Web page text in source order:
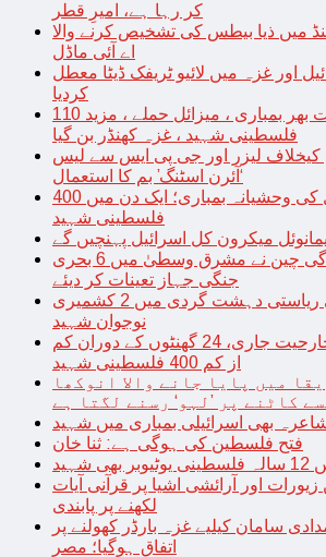
کر رہا ہے، امیرِ قطر
کر 10 سیکنڈ میں ذیا بیطس کی تشخیص کرنے والا
اے آئی ماڈل
اور غزہ میں لائیو ٹریفک ڈیٹا معطل
کردیا
اسرائیل کی رات بھر بمباری ، میزائل حملے ، مزید 110
فلسطینی شہید ، غزہ کھنڈر بن گیا
کیخلاف لیزر اور جی پی ایس سے لیس
‘آئرن اسٹنگ’ بم کا استعمال
غزہ پر اسرائیل کی وحشیانہ بمباری؛ ایک دن میں 400
فلسطینی شہید
میکرون کل اسرائیل پہنچیں گے
اسرائیل حماس کشیدگی چین نے مشرق وسطیٰ میں 6 بحری
جنگی جہاز تعینات کر دیئے
بھارتی فوج کی ریاستی دہشت گردی میں 2 کشمیری
نوجوان شہید
اسرائیل کی غزہ پر جارحیت جاری، 24 گھنٹوں کے دوران کم
از کم 400 فلسطینی شہید
میں پایا جانے والا انوکھا
کاٹنے پر ’لہو‘ رسنے لگتا ہے
بھی اسرائیلی بمباری میں شہید
فتح فلسطین کی ہوگی ہے: ثنا خان
اور آرائشی اشیا پر قرآنی آیات
لکھنے پر پابندی
سامان کیلیے غزہ بارڈر کھولنے پر
اتفاق ہوگیا؛ مصر